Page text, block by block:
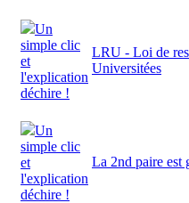
Un
simple clic
et
l'explication
déchire !
LRU - Loi de
Universitées
Un
simple clic
et
l'explication
déchire !
La 2nd paire est